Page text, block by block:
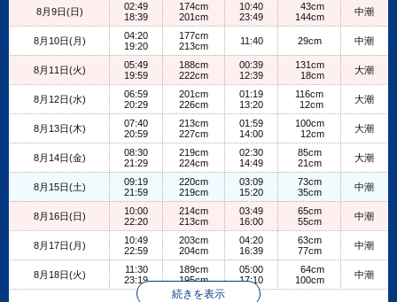
8月9日(日)
02:49
18:39
174cm
201cm
10:40
23:49
43cm
144cm
中潮
8月10日(月)
04:20
19:20
177cm
213cm
11:40 29cm 中潮
8月11日(火)
05:49
19:59
188cm
222cm
00:39
12:39
131cm
18cm
大潮
8月12日(水)
06:59
20:29
201cm
226cm
01:19
13:20
116cm
12cm
大潮
8月13日(木)
07:40
20:59
213cm
227cm
01:59
14:00
100cm
12cm
大潮
8月14日(金)
08:30
21:29
219cm
224cm
02:30
14:49
85cm
21cm
大潮
8月15日(土)
09:19
21:59
220cm
219cm
03:09
15:20
73cm
35cm
中潮
8月16日(日)
10:00
22:20
214cm
213cm
03:49
16:00
65cm
55cm
中潮
8月17日(月)
10:49
22:59
203cm
204cm
04:20
16:39
63cm
77cm
中潮
8月18日(火)
11:30
23:19
189cm
195cm
05:00
17:10
64cm
100cm
中潮
続きを表示